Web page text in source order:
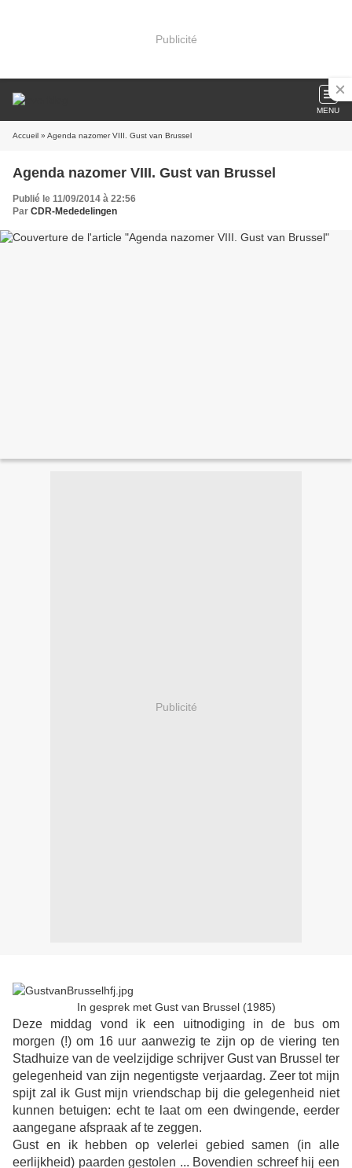
Publicité
MENU
Accueil » Agenda nazomer VIII. Gust van Brussel
Agenda nazomer VIII. Gust van Brussel
Publié le 11/09/2014 à 22:56
Par CDR-Mededelingen
Publicité
In gesprek met Gust van Brussel (1985)
Deze middag vond ik een uitnodiging in de bus om
morgen (!) om 16 uur aanwezig te zijn op de viering ten
Stadhuize van de veelzijdige schrijver Gust van Brussel ter
gelegenheid van zijn negentigste verjaardag. Zeer tot mijn
spijt zal ik Gust mijn vriendschap bij die gelegenheid niet
kunnen betuigen: echt te laat om een dwingende, eerder
aangegane afspraak af te zeggen.
Gust en ik hebben op velerlei gebied samen (in alle
eerlijkheid) paarden gestolen ... Bovendien schreef hij een